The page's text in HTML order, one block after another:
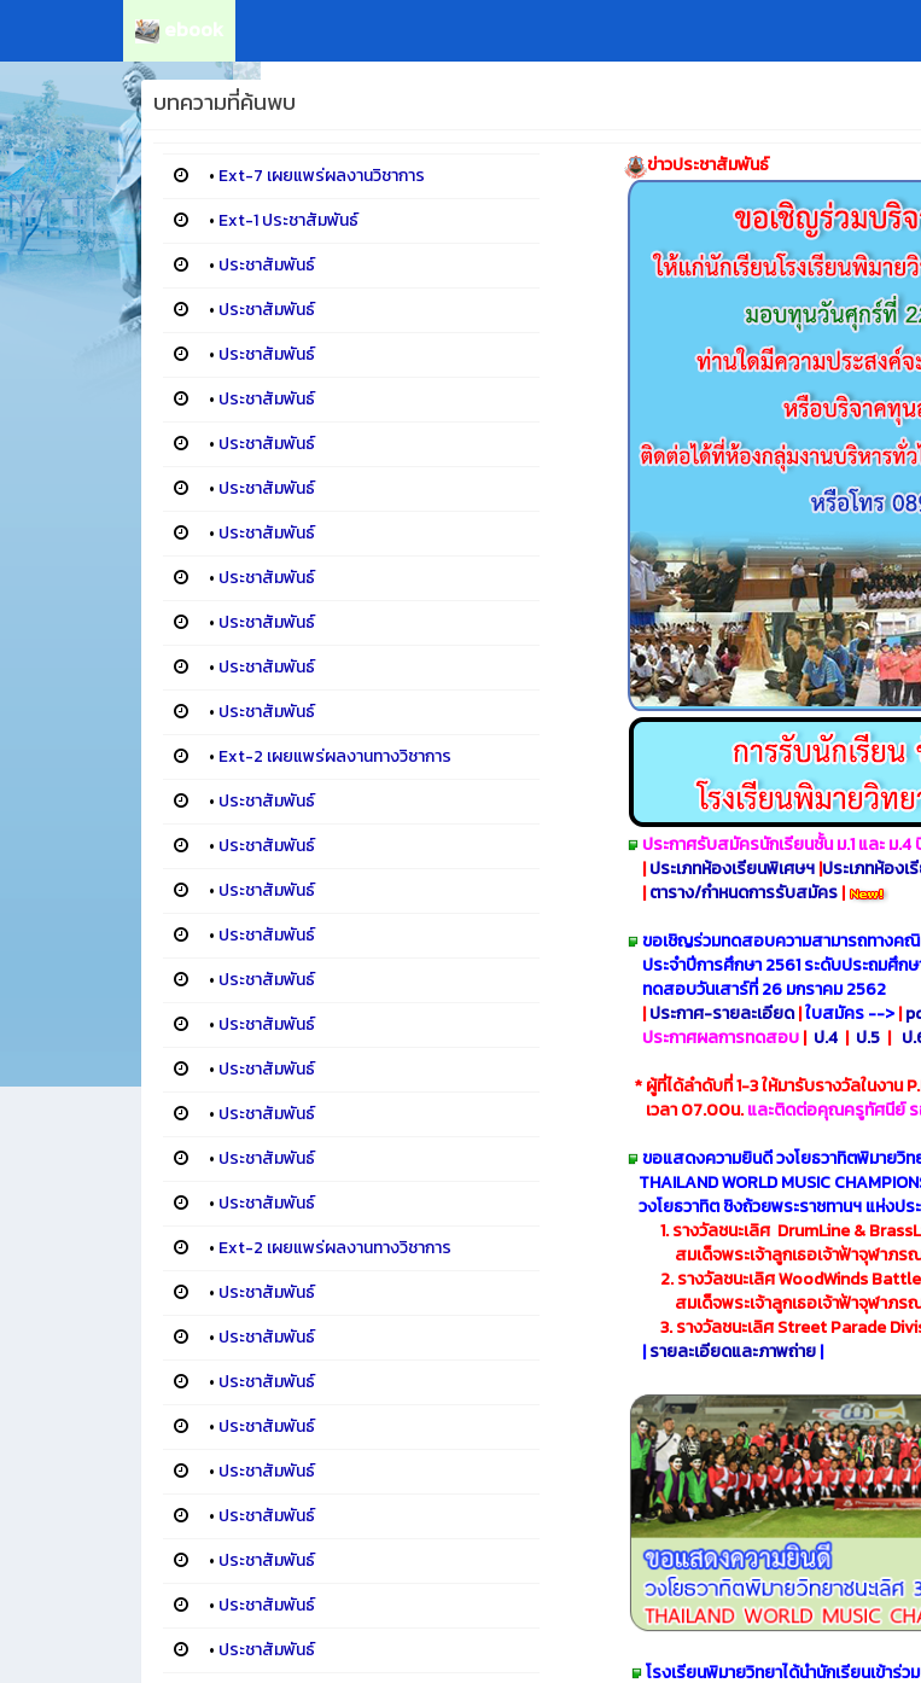
ebook
บทความที่ค้นพบ
• Ext-7 เผยแพร่ผลงานวิชาการ
• Ext-1 ประชาสัมพันธ์
• ประชาสัมพันธ์
• ประชาสัมพันธ์
• ประชาสัมพันธ์
• ประชาสัมพันธ์
• ประชาสัมพันธ์
• ประชาสัมพันธ์
• ประชาสัมพันธ์
• ประชาสัมพันธ์
• ประชาสัมพันธ์
• ประชาสัมพันธ์
• ประชาสัมพันธ์
• Ext-2 เผยแพร่ผลงานทางวิชาการ
• ประชาสัมพันธ์
• ประชาสัมพันธ์
• ประชาสัมพันธ์
• ประชาสัมพันธ์
• ประชาสัมพันธ์
• ประชาสัมพันธ์
• ประชาสัมพันธ์
• ประชาสัมพันธ์
• ประชาสัมพันธ์
• ประชาสัมพันธ์
• Ext-2 เผยแพร่ผลงานทางวิชาการ
• ประชาสัมพันธ์
• ประชาสัมพันธ์
• ประชาสัมพันธ์
• ประชาสัมพันธ์
• ประชาสัมพันธ์
• ประชาสัมพันธ์
• ประชาสัมพันธ์
• ประชาสัมพันธ์
• ประชาสัมพันธ์
ข่าวประชาสัมพันธ์
ประกาศรับสมัครนักเรียนชั้น ม.1 และ ม
|ประเภทห้องเรียนพิเศษฯ|ประเภทห้องเ
|ตาราง/กำหนดการรับสมัคร|
ขอเชิญร่วมทดสอบความสามารถทางค
ประจำปีการศึกษา 2561 ระดับประถมศึก
ทดสอบวันเสาร์ที่ 26 มกราคม 2562
|ประกาศ-รายละเอียด|ใบสมัคร -->|
ประกาศผลการทดสอบ| ป.4 | ป.5 | ป
* ผู้ที่ได้ลำดับที่ 1-3 ให้มารับรางวัลในงาน
เวลา 07.00น.และติดต่อคุณครูทัศนีย์
ขอแสดงความยินดี วงโยธวาทิตพิมายวิท
THAILAND WORLD MUSIC
วงโยธวาทิต ชิงถ้วยพระราชทานฯ แห่งปร
1. รางวัลชนะเลิศ DrumLine &
สมเด็จพระเจ้าลูกเธอเจ้าฟ้าจุฬาภ
2. รางวัลชนะเลิศ WoodWinds
สมเด็จพระเจ้าลูกเธอเจ้าฟ้าจุฬาภร
3. รางวัลชนะเลิศ Street Parade
|รายละเอียดและภาพถ่าย|
โรงเรียนพิมายวิทยาได้นำนักเรียนเข้าร่